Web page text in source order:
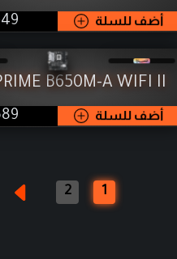
أضف للسلة
B650M-A WIFI II
أضف للسلة
1
2